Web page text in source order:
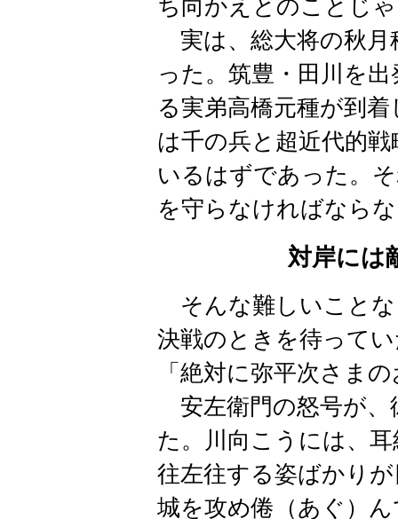
ち向かえとのことじ
実は、総大将の秋月
った。筑豊・田川を
る実弟高橋元種が到
は千の兵と超近代的
いるはずであった。
を守らなければなら
対岸には
そんな難しいこと
決戦のときを待って
「絶対に弥平次さま
安左衛門の怒号が、
た。川向こうには、
往左往する姿ばかり
城を攻め倦（あぐ）